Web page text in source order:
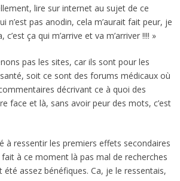
lire sur internet au sujet de ce
n’est pas anodin, cela m’aurait fait peur, je
ça qui m’arrive et va m’arriver !!!! »
pas les sites, car ils sont pour les
soit ce sont des forums médicaux où
décrivant ce à quoi des
face et là, sans avoir peur des mots, c’est
à ressentir les premiers effets secondaires
fait à ce moment là pas mal de recherches
été assez bénéfiques. Ca, je le ressentais,